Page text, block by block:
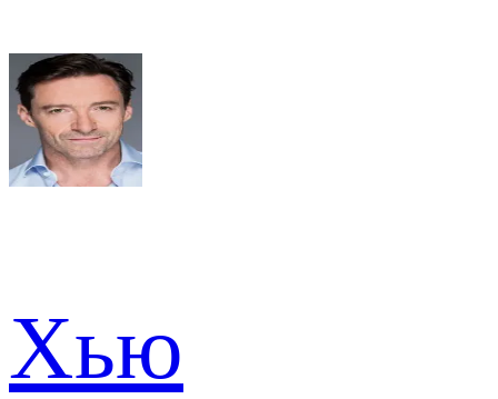
Хью